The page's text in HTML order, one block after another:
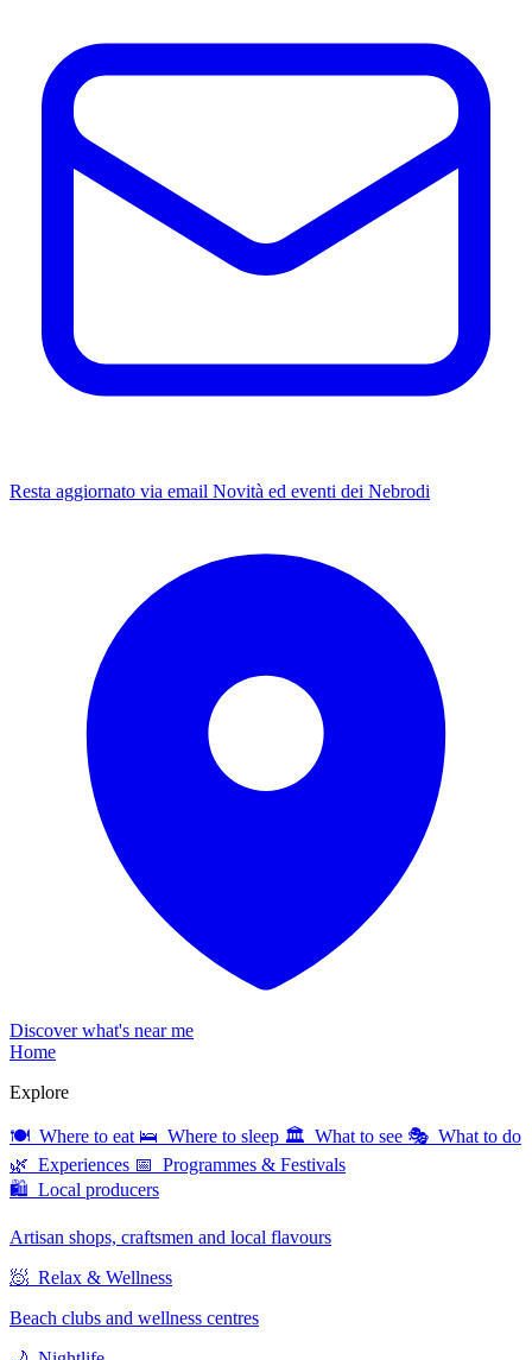
Resta aggiornato via email Novità ed eventi dei Nebrodi
Discover what's near me
Home
Explore
🍽 Where to eat 🛌 Where to sleep 🏛 What to see 🎭 What to do
🌿 Experiences 📅 Programmes & Festivals
🛍 Local producers
Artisan shops, craftsmen and local flavours
🧖 Relax & Wellness
Beach clubs and wellness centres